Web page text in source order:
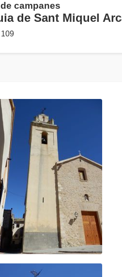
campanes
de Sant Miquel
109